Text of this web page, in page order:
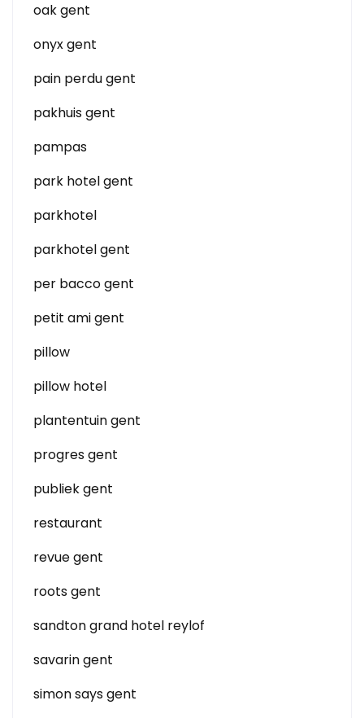
oak gent
onyx gent
pain perdu gent
pakhuis gent
pampas
park hotel gent
parkhotel
parkhotel gent
per bacco gent
petit ami gent
pillow
pillow hotel
plantentuin gent
progres gent
publiek gent
restaurant
revue gent
roots gent
sandton grand hotel reylof
savarin gent
simon says gent